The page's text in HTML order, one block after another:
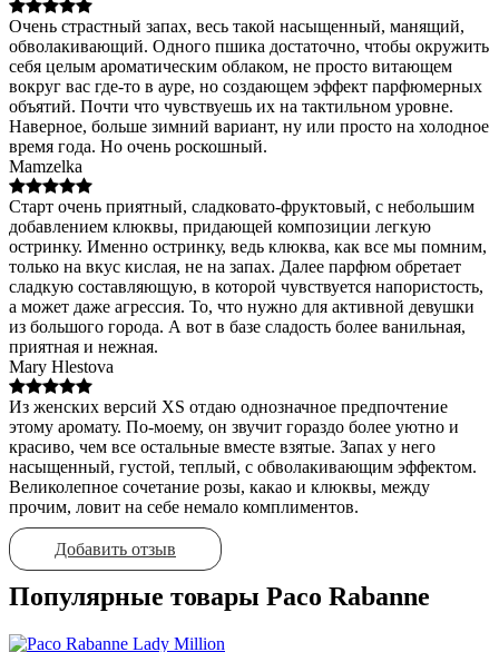
Очень страстный запах, весь такой насыщенный, манящий,
обволакивающий. Одного пшика достаточно, чтобы окружить
себя целым ароматическим облаком, не просто витающем
вокруг вас где-то в ауре, но создающем эффект парфюмерных
объятий. Почти что чувствуешь их на тактильном уровне.
Наверное, больше зимний вариант, ну или просто на холодное
время года. Но очень роскошный.
Mamzelka
Старт очень приятный, сладковато-фруктовый, с небольшим
добавлением клюквы, придающей композиции легкую
остринку. Именно остринку, ведь клюква, как все мы помним,
только на вкус кислая, не на запах. Далее парфюм обретает
сладкую составляющую, в которой чувствуется напористость,
а может даже агрессия. То, что нужно для активной девушки
из большого города. А вот в базе сладость более ванильная,
приятная и нежная.
Mary Hlestova
Из женских версий XS отдаю однозначное предпочтение
этому аромату. По-моему, он звучит гораздо более уютно и
красиво, чем все остальные вместе взятые. Запах у него
насыщенный, густой, теплый, с обволакивающим эффектом.
Великолепное сочетание розы, какао и клюквы, между
прочим, ловит на себе немало комплиментов.
Добавить отзыв
Популярные товары Paco Rabanne